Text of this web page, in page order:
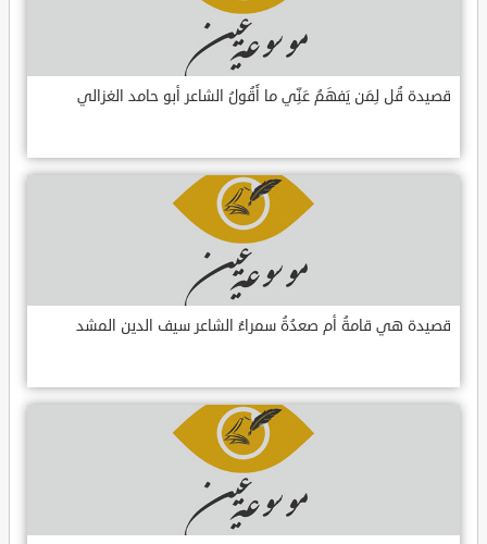
قصيدة قُل لِمَن يَفهَمُ عَنِّي ما أَقُولُ الشاعر أبو حامد الغزالي
قصيدة هي قامةُ أم صعدُةُ سمراءُ الشاعر سيف الدين المشد